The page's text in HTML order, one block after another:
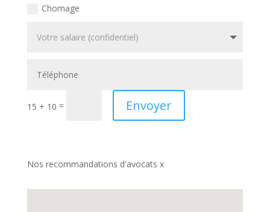
Chomage
15 + 10 = Envoyer
Nos recommandations d'avocats x